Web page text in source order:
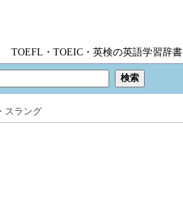
TOEFL・TOEIC・英検の英語学習辞書
スラング